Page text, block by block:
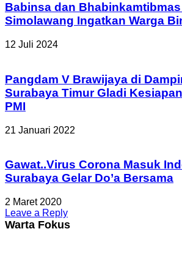
Babinsa dan
Simolawang Ingatkan Warga
12 Juli 2024
Pangdam V Brawijaya di
Surabaya Timur Gladi
PMI
21 Januari 2022
Gawat..Virus Corona Masuk
Surabaya Gelar Do’a Bersama
2 Maret 2020
Leave a Reply
Warta Fokus